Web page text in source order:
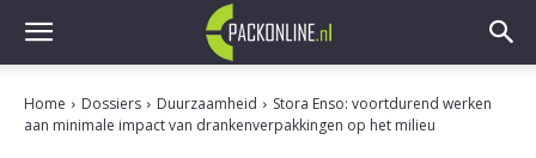
Home Dossiers Duurzaamheid
Stora Enso: voortdurend werken
aan minimale impact van drankenverpakkingen op het milieu